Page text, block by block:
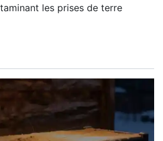
les prises de terre